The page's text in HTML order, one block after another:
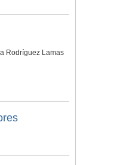
Rodríguez Lamas